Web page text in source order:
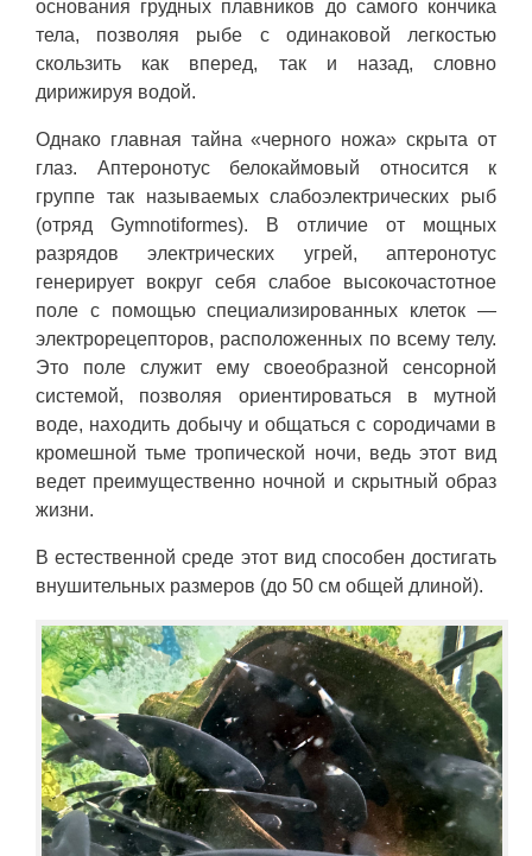
основания грудных плавников до самого кончика
тела, позволяя рыбе с одинаковой легкостью
скользить как вперед, так и назад, словно
дирижируя водой.
Однако главная тайна «черного ножа» скрыта от
глаз. Аптеронотус белокаймовый относится к
группе так называемых слабоэлектрических рыб
(отряд Gymnotiformes). В отличие от мощных
разрядов электрических угрей, аптеронотус
генерирует вокруг себя слабое высокочастотное
поле с помощью специализированных клеток —
электрорецепторов, расположенных по всему телу.
Это поле служит ему своеобразной сенсорной
системой, позволяя ориентироваться в мутной
воде, находить добычу и общаться с сородичами в
кромешной тьме тропической ночи, ведь этот вид
ведет преимущественно ночной и скрытный образ
жизни.
В естественной среде этот вид способен достигать
внушительных размеров (до 50 см общей длиной).